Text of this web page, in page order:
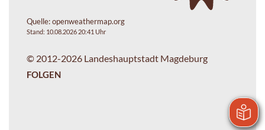
Quelle:openweathermap.org
Stand: 10.08.2026 20:41 Uhr
© 2012-2026 Landeshauptstadt Magdeburg
FOLGEN